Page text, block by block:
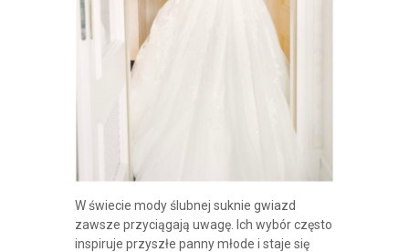
W świecie mody ślubnej suknie gwiazd
zawsze przyciągają uwagę. Ich wybór często
inspiruje przyszłe panny młode i staje się